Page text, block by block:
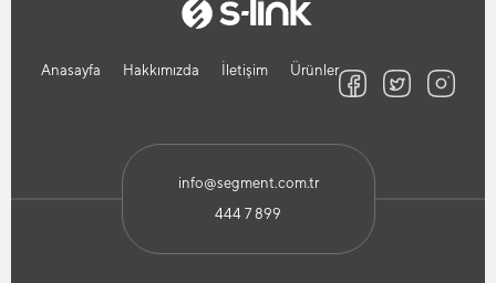
Anasayfa Hakkımızda İletişim Ürünler
info@segment.com.tr
444 7 899